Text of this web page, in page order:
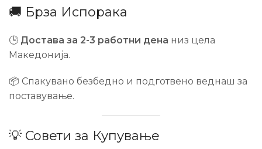
🚚 Брза Испорака
🕒 Достава за 2-3 работни дена низ цела
Македонија.
📦 Спакувано безбедно и подготвено веднаш за
поставување.
💡 Совети за Купување